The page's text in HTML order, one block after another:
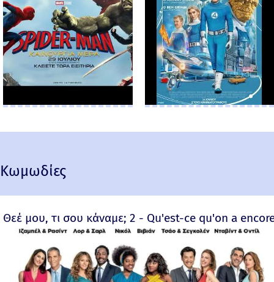
Κωμωδίες
Θεέ μου, τι σου κάναμε; 2 - Qu'est-ce qu'on a